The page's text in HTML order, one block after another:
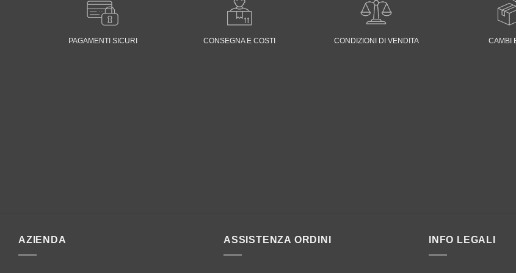
PAGAMENTI SICURI CONSEGNA E COSTI CONDIZIONI DI VENDITA CAMBI
AZIENDA ASSISTENZA ORDINI INFO LEGALI